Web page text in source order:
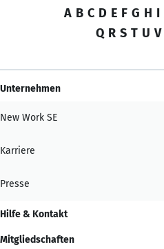
A B C D E F G H I
Q R S T U V
Unternehmen
New Work SE
Karriere
Presse
Hilfe & Kontakt
Mitgliedschaften